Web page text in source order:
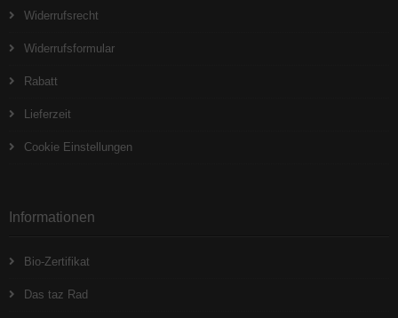
Widerrufsrecht
Widerrufsformular
Rabatt
Lieferzeit
Cookie Einstellungen
Informationen
Bio-Zertifikat
Das taz Rad